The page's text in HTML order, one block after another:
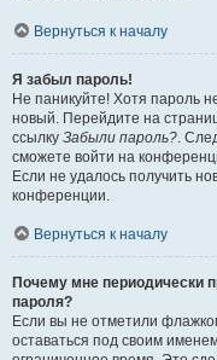
Вернуться к началу
Я забыл пароль!
Не паникуйте! Хотя пароль
новый. Перейдите на
ссылку Забыли пароль?.
сможете войти на
Если не удалось получить
конференции.
Вернуться к началу
Почему мне периодически
пароля?
Если вы не отметили
оставаться под своим